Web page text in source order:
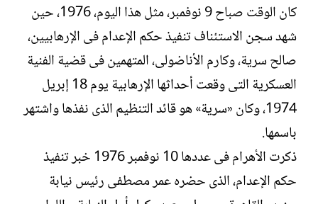
ء
كان الوقت صباح 9 نوفمبر، مثل هذا اليوم، 1976، حين
شهد سجن الاستئناف تنفيذ حكم الإعدام فى الإرهابيين،
صالح سرية، وكارم الأناضولى، المتهمين فى قضية الفنية
العسكرية التى وقعت أحداثها الإرهابية يوم 18 إبريل
1974، وكان «سرية» هو قائد التنظيم الذى نفذها واشتهر
باسمها.
ذكرت الأهرام فى عددها 10 نوفمبر 1976 خبر تنفيذ
حكم الإعدام، الذى حضره عمر مصطفى رئيس نيابة